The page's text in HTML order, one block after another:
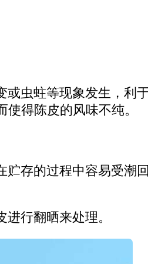
虫蛀等现象发生，利
得陈皮的风味不纯。
存的过程中容易受潮
行翻晒来处理。